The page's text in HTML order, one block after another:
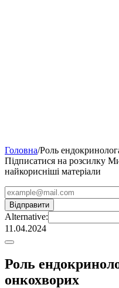
Головна/Роль
Підписатися на розсилку
найкорисніші матеріали
Alternative:
11.04.2024
Роль
онкохворих